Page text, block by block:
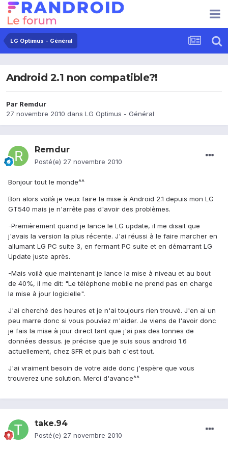
LG Optimus - Général
Android 2.1 non compatible?!
Par Remdur
27 novembre 2010 dans LG Optimus - Général
Remdur
Posté(e) 27 novembre 2010
Bonjour tout le monde^^
Bon alors voilà je veux faire la mise à Android 2.1 depuis mon LG
GT540 mais je n'arrête pas d'avoir des problèmes.
-Premièrement quand je lance le LG update, il me disait que
j'avais la version la plus récente. J'ai réussi à le faire marcher en
allumant LG PC suite 3, en fermant PC suite et en démarrant LG
Update juste après.
-Mais voilà que maintenant je lance la mise à niveau et au bout
de 40%, il me dit: "Le téléphone mobile ne prend pas en charge
la mise à jour logicielle".
J'ai cherché des heures et je n'ai toujours rien trouvé. J'en ai un
peu marre donc si vous pouviez m'aider. Je viens de l'avoir donc
je fais la mise à jour direct tant que j'ai pas des tonnes de
données dessus. je précise que je suis sous android 1.6
actuellement, chez SFR et puis bah c'est tout.
J'ai vraiment besoin de votre aide donc j'espère que vous
trouverez une solution. Merci d'avance^^
take.94
Posté(e) 27 novembre 2010